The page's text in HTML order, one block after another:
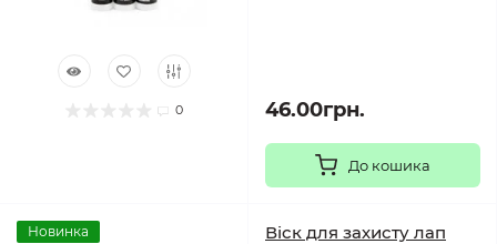
0 46.00грн.
До кошика
Новинка
Віск для захисту лап